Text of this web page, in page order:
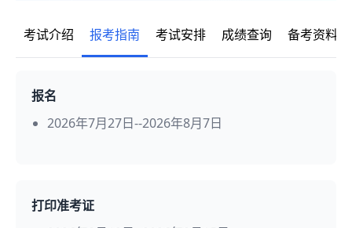
考试介绍 报考指南 考试安排 成绩查询 备考资料
报名
2026年7月27日--2026年8月7日
打印准考证